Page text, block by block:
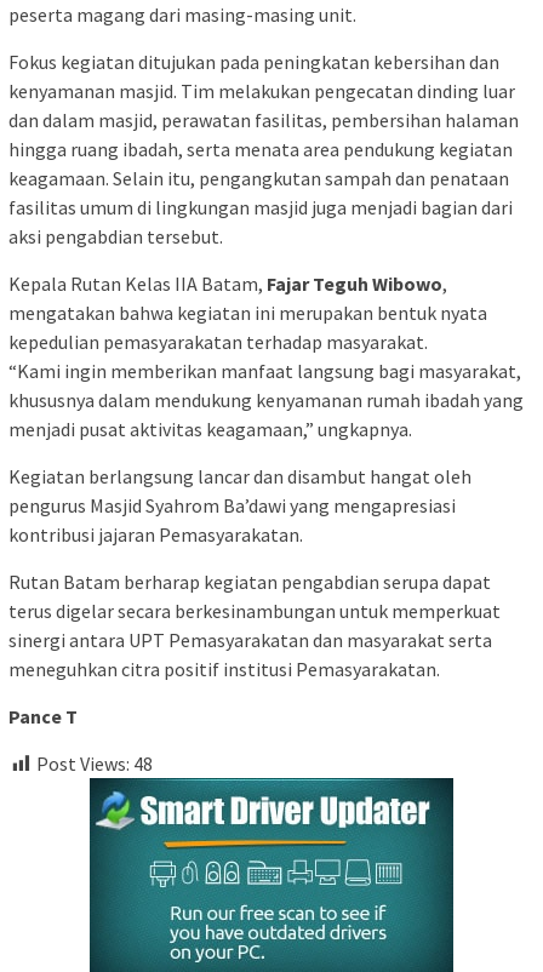
peserta magang dari masing-masing unit.
Fokus kegiatan ditujukan pada peningkatan kebersihan dan
kenyamanan masjid. Tim melakukan pengecatan dinding luar
dan dalam masjid, perawatan fasilitas, pembersihan halaman
hingga ruang ibadah, serta menata area pendukung kegiatan
keagamaan. Selain itu, pengangkutan sampah dan penataan
fasilitas umum di lingkungan masjid juga menjadi bagian dari
aksi pengabdian tersebut.
Kepala Rutan Kelas IIA Batam, Fajar Teguh Wibowo,
mengatakan bahwa kegiatan ini merupakan bentuk nyata
kepedulian pemasyarakatan terhadap masyarakat.
“Kami ingin memberikan manfaat langsung bagi masyarakat,
khususnya dalam mendukung kenyamanan rumah ibadah yang
menjadi pusat aktivitas keagamaan,” ungkapnya.
Kegiatan berlangsung lancar dan disambut hangat oleh
pengurus Masjid Syahrom Ba’dawi yang mengapresiasi
kontribusi jajaran Pemasyarakatan.
Rutan Batam berharap kegiatan pengabdian serupa dapat
terus digelar secara berkesinambungan untuk memperkuat
sinergi antara UPT Pemasyarakatan dan masyarakat serta
meneguhkan citra positif institusi Pemasyarakatan.
Pance T
Post Views: 48